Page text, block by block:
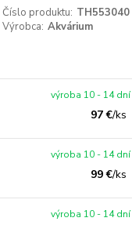
Číslo produktu: TH553040
Výrobca: Akvárium
97 €/ks
výroba 10 - 14 dní
99 €/ks
výroba 10 - 14 dní
výroba 10 - 14 dní